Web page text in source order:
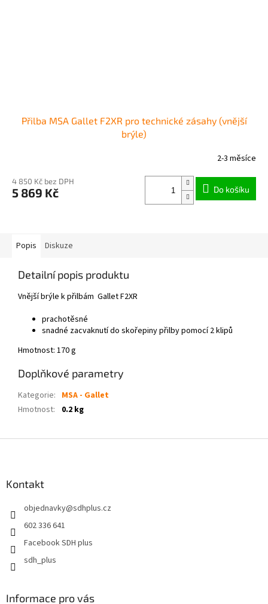
Přilba MSA Gallet F2XR pro technické zásahy (vnější
brýle)
2-3 měsíce
4 850 Kč bez DPH
5 869 Kč Do košíku
Popis Diskuze
Detailní popis produktu
Vnější brýle k přilbám Gallet F2XR
prachotěsné
snadné zacvaknutí do skořepiny přilby pomocí 2 klipů
Hmotnost: 170 g
Doplňkové parametry
Kategorie: MSA - Gallet
Hmotnost: 0.2 kg
Kontakt
objednavky@sdhplus.cz
602 336 641
Facebook SDH plus
sdh_plus
Informace pro vás